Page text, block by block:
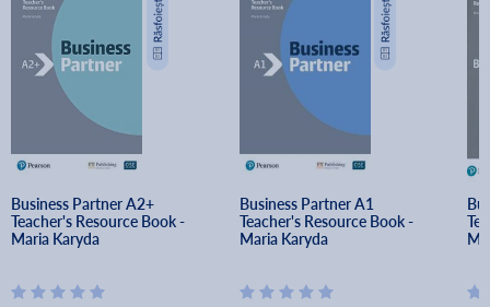
Business Partner A2+
Teacher's Resource Book -
Maria Karyda
Business Partner A1
Teacher's Resource Book -
Maria Karyda